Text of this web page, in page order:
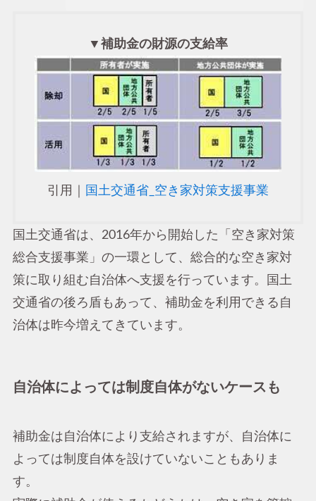
▼補助金の財源の支給率
引用｜ 国土交通省_空き家対策支援事業
国土交通省は、2016年から開始した「空き家対策
総合支援事業」の一環として、総合的な空き家対
策に取り組む自治体へ支援を行っています。国土
交通省の後ろ盾もあって、補助金を利用できる自
治体は昨今増えてきています。
自治体によっては制度自体がないケースも
補助金は自治体により支給されますが、自治体に
よっては制度自体を設けていないこともありま
す。